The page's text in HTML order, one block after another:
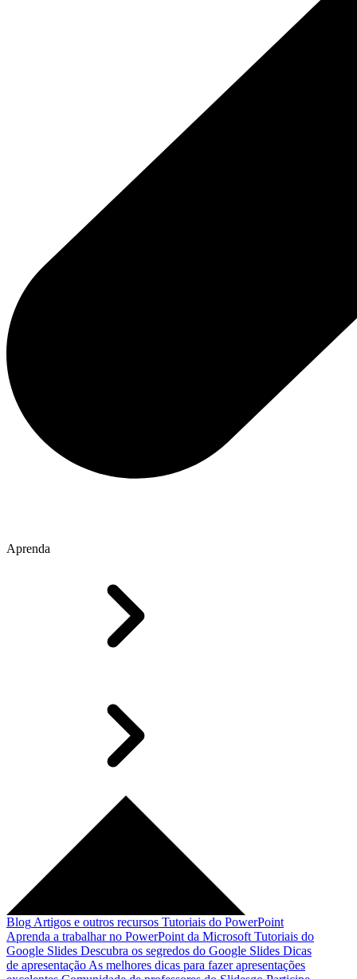
Aprenda
Blog Artigos e outros recursos Tutoriais do PowerPoint
Aprenda a trabalhar no PowerPoint da Microsoft Tutoriais do
Google Slides Descubra os segredos do Google Slides Dicas
de apresentação As melhores dicas para fazer apresentações